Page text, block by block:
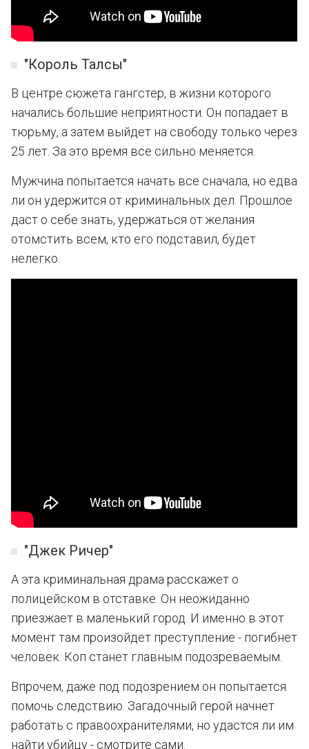
"Король Талсы"
В центре сюжета гангстер, в жизни которого
начались большие неприятности. Он попадает в
тюрьму, а затем выйдет на свободу только через
25 лет. За это время все сильно меняется.
Мужчина попытается начать все сначала, но едва
ли он удержится от криминальных дел. Прошлое
даст о себе знать, удержаться от желания
отомстить всем, кто его подставил, будет
нелегко.
"Джек Ричер"
А эта криминальная драма расскажет о
полицейском в отставке. Он неожиданно
приезжает в маленький город. И именно в этот
момент там произойдет преступление - погибнет
человек. Коп станет главным подозреваемым.
Впрочем, даже под подозрением он попытается
помочь следствию. Загадочный герой начнет
работать с правоохранителями, но удастся ли им
найти убийцу - смотрите сами.